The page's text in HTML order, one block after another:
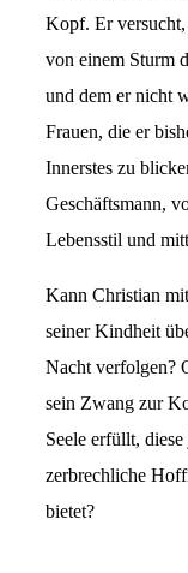
Kopf. Er versucht,
von einem Sturm
und dem er nicht
Frauen, die er
Innerstes zu
Geschäftsmann,
Lebensstil und
Kann Christian
seiner Kindheit
Nacht verfolgen?
sein Zwang zur
Seele erfüllt,
zerbrechliche
bietet?